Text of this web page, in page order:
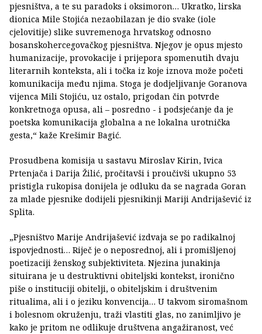
pjesništva, a te su paradoks i oksimoron… Ukratko, lirska
dionica Mile Stojića nezaobilazan je dio svake (iole
cjelovitije) slike suvremenoga hrvatskog odnosno
bosanskohercegovačkog pjesništva. Njegov je opus mjesto
humanizacije, provokacije i prijepora spomenutih dvaju
literarnih konteksta, ali i točka iz koje iznova može početi
komunikacija među njima. Stoga je dodjeljivanje Goranova
vijenca Mili Stojiću, uz ostalo, prigodan čin potvrde
konkretnoga opusa, ali – posredno - i podsjećanje da je
poetska komunikacija globalna a ne lokalna urotnička
gesta,“ kaže Krešimir Bagić.
Prosudbena komisija u sastavu Miroslav Kirin, Ivica
Prtenjača i Darija Žilić, pročitavši i proučivši ukupno 53
pristigla rukopisa donijela je odluku da se nagrada Goran
za mlade pjesnike dodijeli pjesnikinji Mariji Andrijašević iz
Splita.
„Pjesništvo Marije Andrijašević izdvaja se po radikalnoj
ispovjednosti… Riječ je o neposrednoj, ali i promišljenoj
poetizaciji ženskog subjektiviteta. Njezina junakinja
situirana je u destruktivni obiteljski kontekst, ironično
piše o instituciji obitelji, o obiteljskim i društvenim
ritualima, ali i o jeziku konvencija… U takvom siromašnom
i bolesnom okruženju, traži vlastiti glas, no zanimljivo je
kako je pritom ne odlikuje društvena angažiranost, već